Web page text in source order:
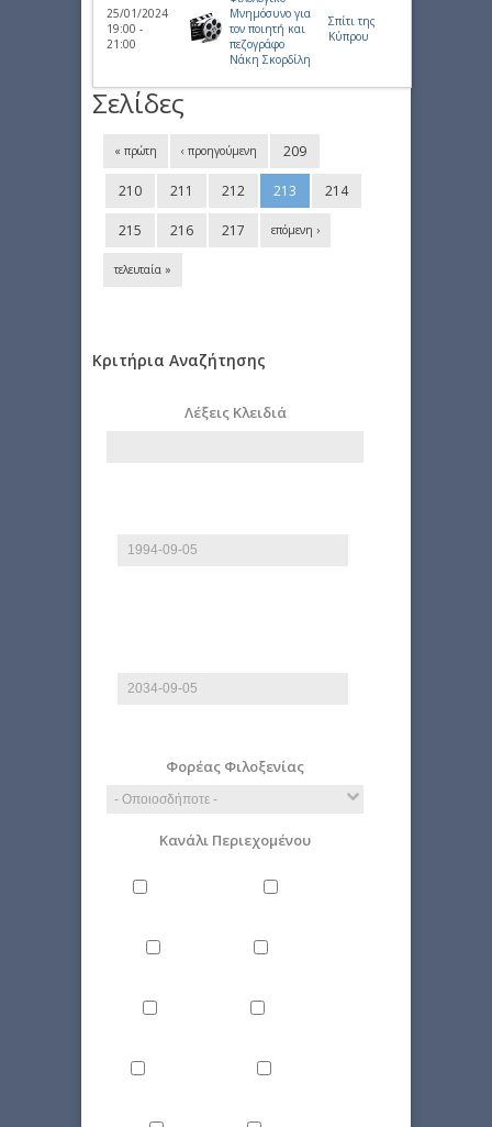
25/01/2024
19:00 -
21:00
Μνημόσυνο για
τον ποιητή και
πεζογράφο
Νάκη Σκορδίλη
Σπίτι της
Κύπρου
Σελίδες
« πρώτη ‹ προηγούμενη 209
210 211 212 213 214
215 216 217 επόμενη ›
τελευταία »
Κριτήρια Αναζήτησης
Λέξεις Κλειδιά
Φορέας Φιλοξενίας
Κανάλι Περιεχομένου